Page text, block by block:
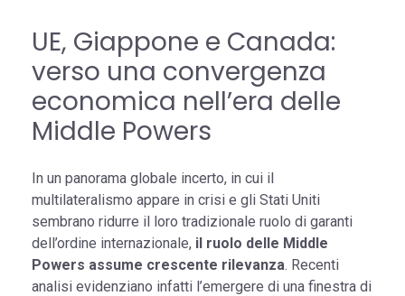
UE, Giappone e Canada:
verso una convergenza
economica nell’era delle
Middle Powers
In un panorama globale incerto, in cui il
multilateralismo appare in crisi e gli Stati Uniti
sembrano ridurre il loro tradizionale ruolo di garanti
dell’ordine internazionale, il ruolo delle Middle
Powers assume crescente rilevanza. Recenti
analisi evidenziano infatti l’emergere di una finestra di